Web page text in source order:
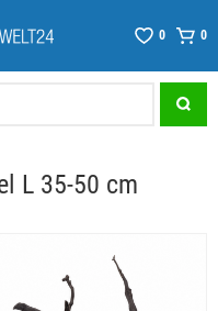
0 0
L 35-50 cm